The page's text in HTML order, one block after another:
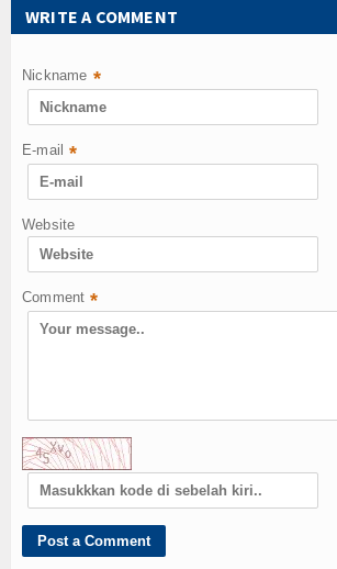
WRITE A COMMENT
Nickname *
E-mail *
Website
Comment *